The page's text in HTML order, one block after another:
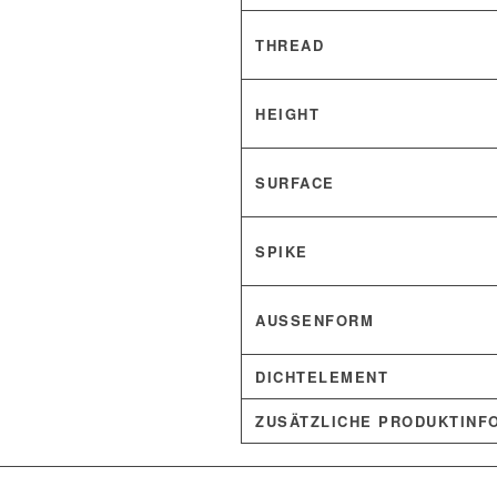
THREAD
HEIGHT
SURFACE
SPIKE
AUSSENFORM
DICHTELEMENT
ZUSÄTZLICHE